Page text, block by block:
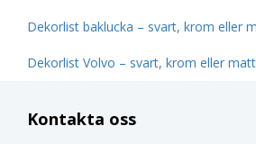
Dekorlist baklucka – svart, krom eller
Dekorlist Volvo – svart, krom eller
Kontakta oss